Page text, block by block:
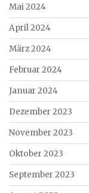
Mai 2024
April 2024
März 2024
Februar 2024
Januar 2024
Dezember 2023
November 2023
Oktober 2023
September 2023